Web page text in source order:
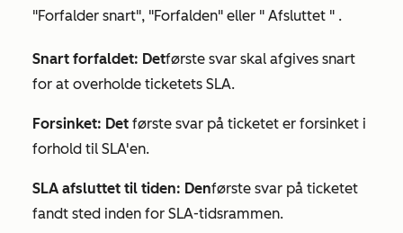
"Forfalder snart", "Forfalden" eller " Afsluttet " .
Snart forfaldet: Detførste svar skal afgives snart
for at overholde ticketets SLA.
Forsinket: Det første svar på ticketet er forsinket i
forhold til SLA'en.
SLA afsluttet til tiden: Denførste svar på ticketet
fandt sted inden for SLA-tidsrammen.